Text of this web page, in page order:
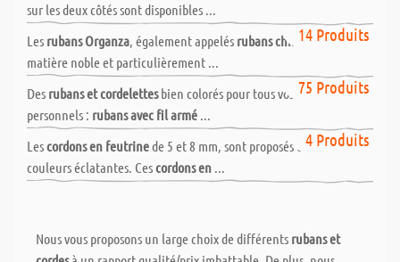
sur les deux côtés sont disponibles ...
14 Produits
Rubans Organza & Bolduc
Les rubans Organza, également appelés rubans chiffonsest une
matière noble et particulièrement ...
75 Produits
Rubans déco & cordes
Des rubans et cordelettesbien colorés pour tous vos cadeaux
personnels : rubans avec fil armé ...
4 Produits
Cordons en feutrine
Lescordons en feutrinede 5 et 8 mm, sont proposés dans des
couleurs éclatantes. Cescordons en ...
Nous vous proposons un large choix de différents rubans et